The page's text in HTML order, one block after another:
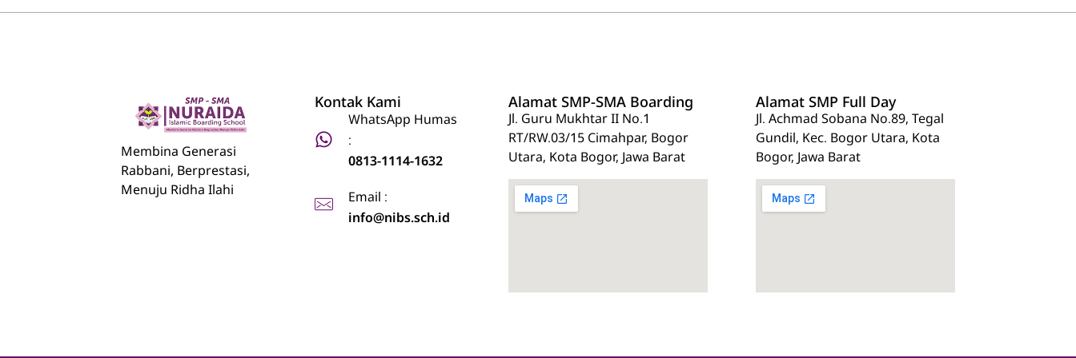
Nuraida Islamic Boarding School
Membina Generasi
Rabbani, Berprestasi,
Menuju Ridha Ilahi
Kontak Kami
WhatsApp Humas
:
0813-1114-1632
Email :
info@nibs.sch.id
Alamat SMP-SMA Boarding
Jl. Guru Mukhtar II No.1
RT/RW.03/15 Cimahpar, Bogor
Utara, Kota Bogor, Jawa Barat
Alamat SMP Full Day
Jl. Achmad Sobana No.89, Tegal
Gundil, Kec. Bogor Utara, Kota
Bogor, Jawa Barat